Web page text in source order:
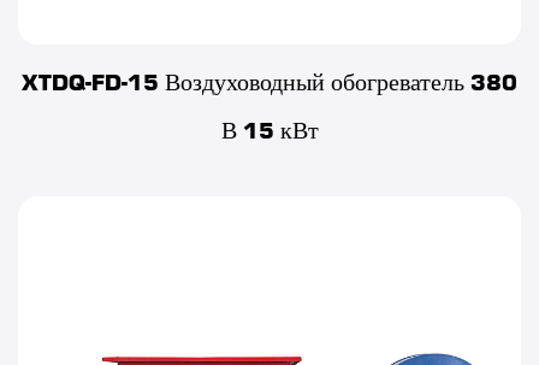
XTDQ-FD-15 Воздуховодный обогреватель 380
В 15 кВт